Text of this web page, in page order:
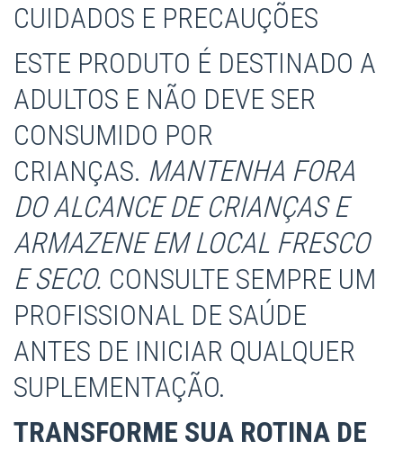
CUIDADOS E PRECAUÇÕES
ESTE PRODUTO É DESTINADO A
ADULTOS E NÃO DEVE SER
CONSUMIDO POR
CRIANÇAS. MANTENHA FORA
DO ALCANCE DE CRIANÇAS E
ARMAZENE EM LOCAL FRESCO
E SECO. CONSULTE SEMPRE UM
PROFISSIONAL DE SAÚDE
ANTES DE INICIAR QUALQUER
SUPLEMENTAÇÃO.
TRANSFORME SUA ROTINA DE